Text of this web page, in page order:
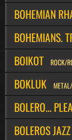
BOHEMIAN
BOHEMIANS.
BOIKOT ROCK/
BOKLUK
BOLERO...
BOLEROS